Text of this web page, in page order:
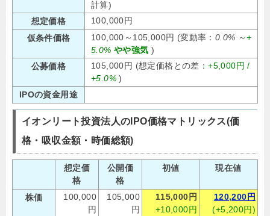
計算)
想定価格
100,000円
仮条件価格
100,000～105,000円 (変動率： 0.0% ～+
5.0% やや強気 )
公募価格
105,000円 (想定価格との差：+5,000円 /
+5.0% )
IPOの資金用途
イオンリート投資法人のIPO価格マトリックス(価
格・吸収金額・時価総額)
想定価
格
公開価
格
初値 現在値
株価
100,000
円
105,000
円
115,000円
+10,000円
120,200円
(+5,200円)